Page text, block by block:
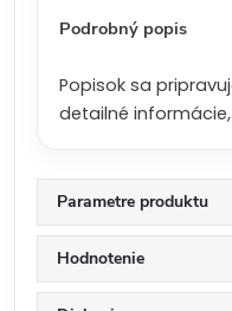
Podrobný popis
Popisok sa
detailné
Parametre produktu
Hodnotenie